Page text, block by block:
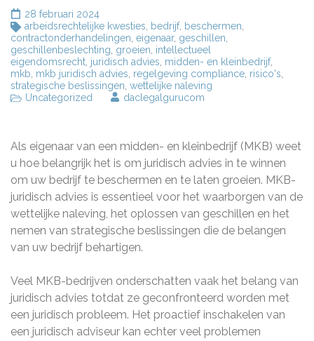
28 februari 2024
arbeidsrechtelijke kwesties
bedrijf, beschermen
contractonderhandelingen eigenaar, geschillen
geschillenbeslechting groeien intellectueel
eigendomsrecht juridisch advies midden- en kleinbedrijf,
mkb mkb juridisch advies regelgeving compliance risico's
strategische beslissingen wettelijke naleving
Uncategorized
daclegalgurucom
Als eigenaar van een midden- en kleinbedrijf (MKB) weet
u hoe belangrijk het is om juridisch advies in te winnen
om uw bedrijf te beschermen en te laten groeien. MKB-
juridisch advies is essentieel voor het waarborgen van de
wettelijke naleving, het oplossen van geschillen en het
nemen van strategische beslissingen die de belangen
van uw bedrijf behartigen.
Veel MKB-bedrijven onderschatten vaak het belang van
juridisch advies totdat ze geconfronteerd worden met
een juridisch probleem. Het proactief inschakelen van
een juridisch adviseur kan echter veel problemen